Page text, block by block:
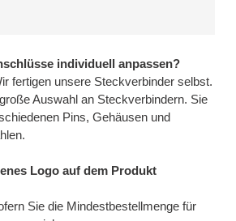
individuell anpassen?
fertigen unsere Steckverbinder selbst.
Auswahl an Steckverbindern. Sie
Pins, Gehäusen und
Logo auf dem Produkt
Sie die Mindestbestellmenge für